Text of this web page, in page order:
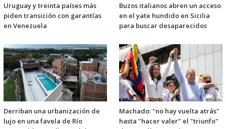
Uruguay y treinta países más
piden transición con garantías
en Venezuela
Buzos italianos abren un acceso
en el yate hundido en Sicilia
para buscar desaparecidos
Derriban una urbanización de
lujo en una favela de Río
Machado: "no hay vuelta atrás"
hasta "hacer valer" el "triunfo"